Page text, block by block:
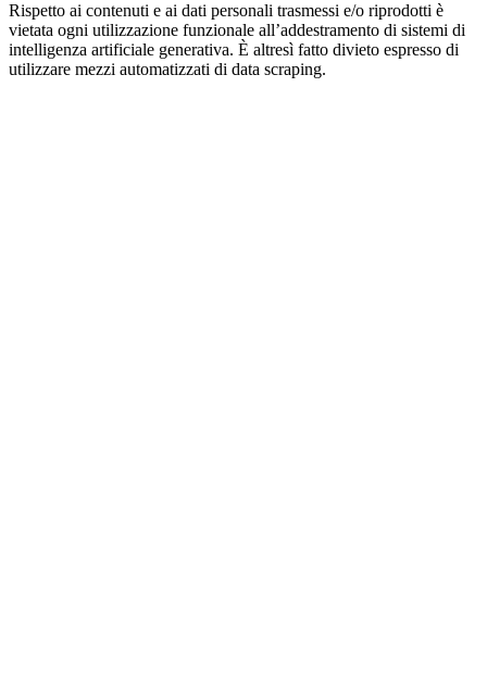
Rispetto ai contenuti e ai dati personali trasmessi e/o riprodotti è
vietata ogni utilizzazione funzionale all’addestramento di sistemi di
intelligenza artificiale generativa. È altresì fatto divieto espresso di
utilizzare mezzi automatizzati di data scraping.